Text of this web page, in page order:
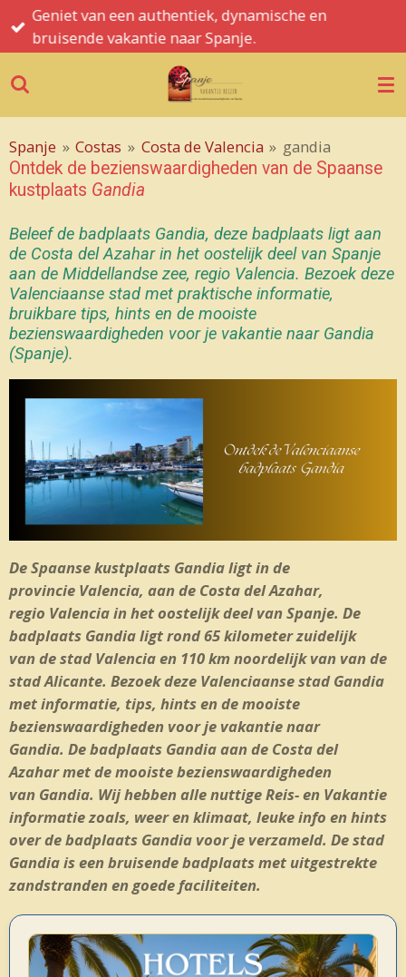
Ga
direct
de
Spanje informatie, tips, hints en de
bezienswaardigheden
Spanje » Costas » Costa de Valencia » gandia
Ontdek de bezienswaardigheden van de Spaanse
kustplaats Gandia
Beleef de badplaats Gandia, deze badplaats ligt aan
de Costa del Azahar in het oostelijk deel van Spanje
aan de Middellandse zee, regio Valencia. Bezoek deze
Valenciaanse stad met praktische informatie,
bruikbare tips, hints en de mooiste
bezienswaardigheden voor je vakantie naar Gandia
(Spanje).
De Spaanse kustplaats Gandia ligt in de
provincie Valencia, aan de Costa del Azahar,
regio Valencia in het oostelijk deel van Spanje. De
badplaats Gandia ligt rond 65 kilometer zuidelijk
van de stad Valencia en 110 km noordelijk van van de
stad Alicante. Bezoek deze Valenciaanse stad Gandia
met informatie, tips, hints en de mooiste
bezienswaardigheden voor je vakantie naar
Gandia. De badplaats Gandia aan de Costa del
Azahar met de mooiste bezienswaardigheden
van Gandia. Wij hebben alle nuttige Reis- en Vakantie
informatie zoals, weer en klimaat, leuke info en hints
over de badplaats Gandia voor je verzameld. De stad
Gandia is een bruisende badplaats met uitgestrekte
zandstranden en goede faciliteiten.